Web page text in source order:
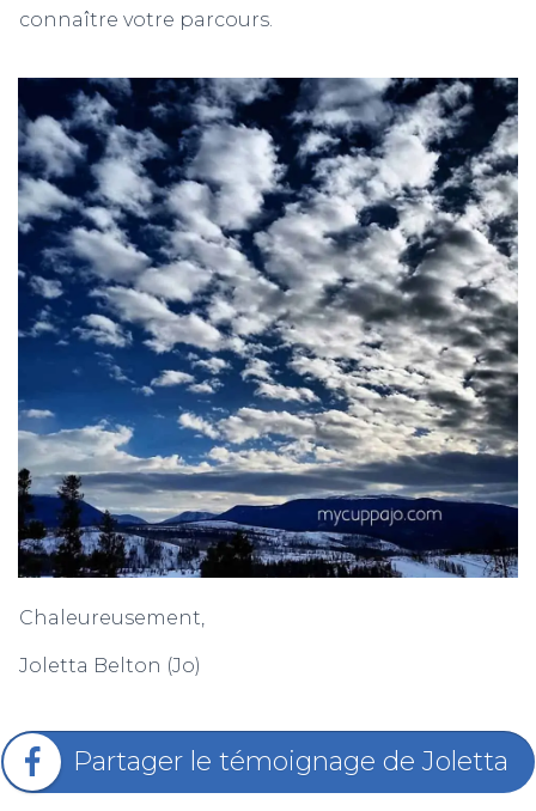
connaître votre parcours.
Chaleureusement,
Joletta Belton (Jo)
Partager le témoignage de Joletta